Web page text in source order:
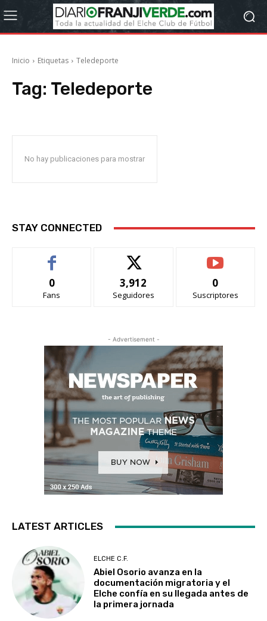
Inicio Etiquetas Teledeporte
Tag: Teledeporte
No hay publicaciones para mostrar
STAY CONNECTED
0
Fans
3,912
Seguidores
0
Suscriptores
- Advertisement -
LATEST ARTICLES
ELCHE C.F.
Abiel Osorio avanza en la
documentación migratoria y el
Elche confía en su llegada antes de
la primera jornada